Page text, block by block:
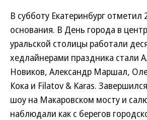
В субботу Екатеринбург отметил
основания. В День города в
уральской столицы работали
хедлайнерами праздника стали
Новиков, Александр Маршал,
Кока и Filatov & Karas.
шоу на Макаровском мосту и
наблюдали как с берегов